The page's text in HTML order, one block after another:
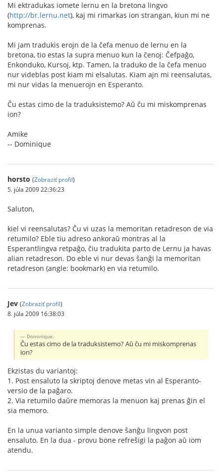
Mi ektradukas iomete lernu en la bretona lingvo
(http://br.lernu.net), kaj mi rimarkas ion strangan, kiun mi ne
komprenas.
Mi jam tradukis erojn de la ĉefa menuo de lernu en la
bretona, tio estas la supra menuo kun la ĉenoj: Ĉefpaĝo,
Enkonduko, Kursoj, ktp. Tamen, la traduko de la ĉefa menuo
nur videblas post kiam mi elsalutas. Kiam ajn mi reensalutas,
mi nur vidas la menuerojn en Esperanto.
Ĉu estas cimo de la traduksistemo? Aŭ ĉu mi miskomprenas
ion?
Amike
-- Dominique
horsto (Zobraziť profil)
5. júla 2009 22:36:23
Saluton,
kiel vi reensalutas? Ĉu vi uzas la memoritan retadreson de via
retumilo? Eble tiu adreso ankoraŭ montras al la
Esperantlingva retpaĝo, ĉiu tradukita parto de Lernu ja havas
alian retadreson. Do eble vi nur devas ŝanĝi la memoritan
retadreson (angle: bookmark) en via retumilo.
Jev (Zobraziť profil)
8. júla 2009 16:38:03
Dominique:
Ĉu estas cimo de la traduksistemo? Aŭ ĉu mi miskomprenas
ion?
Ekzistas du variantoj:
1. Post ensaluto la skriptoj denove metas vin al Esperanto-
versio de la paĝaro.
2. Via retumilo daŭre memoras la menuon kaj prenas ĝin el
sia memoro.
En la unua varianto simple denove ŝanĝu lingvon post
ensaluto. En la dua - provu bone refreŝigi la paĝon aŭ iom
atendu.